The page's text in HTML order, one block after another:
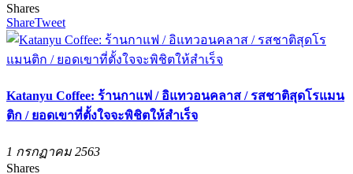
Shares
ShareTweet
Katanyu Coffee: ร้านกาแฟ / อิแทวอนคลาส / รสชาติสุดโรแมน
ติก / ยอดเขาที่ตั้งใจจะพิชิตให้สำเร็จ
1 กรกฏาคม 2563
Shares